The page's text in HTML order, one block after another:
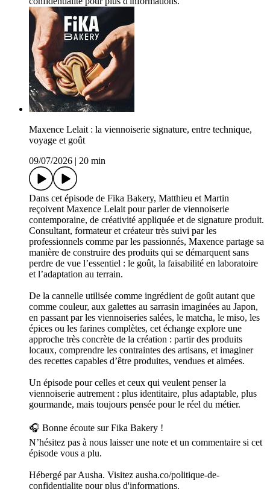
Maxence Lelait : la viennoiserie signature, entre technique,
voyage et goût
09/07/2026
20 min
Dans cet épisode de Fika Bakery, Matthieu et Martin
reçoivent Maxence Lelait pour parler de viennoiserie
contemporaine, de créativité appliquée et de signature produit.
Consultant, formateur et créateur très suivi par les
professionnels comme par les passionnés, Maxence partage sa
manière de construire des produits qui se démarquent sans
perdre de vue l’essentiel : le goût, la faisabilité en laboratoire
et l’adaptation au terrain.
De la cannelle utilisée comme ingrédient de goût autant que
comme couleur, aux galettes au sarrasin imaginées au Japon,
en passant par les viennoiseries salées, le matcha, le miso, les
épices ou les farines complètes, cet échange explore une
approche très concrète de la création : partir des produits
locaux, comprendre les contraintes des artisans, et imaginer
des recettes capables d’être produites, vendues et aimées.
Un épisode pour celles et ceux qui veulent penser la
viennoiserie autrement : plus identitaire, plus adaptable, plus
gourmande, mais toujours pensée pour le réel du métier.
🎧 Bonne écoute sur Fika Bakery !
N’hésitez pas à nous laisser une note et un commentaire si cet
épisode vous a plu.
Hébergé par Ausha. Visitez ausha.co/politique-de-
confidentialite pour plus d'informations.